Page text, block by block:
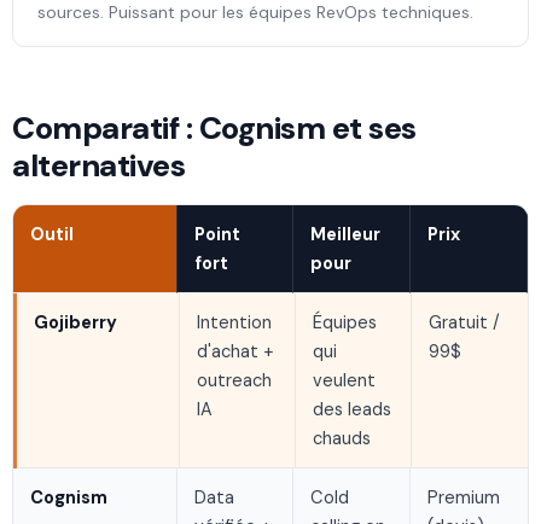
sources. Puissant pour les équipes RevOps techniques.
Comparatif : Cognism et ses
alternatives
Outil
Point
fort
Meilleur
pour
Prix
Gojiberry
Intention
d'achat +
outreach
IA
Équipes
qui
veulent
des leads
chauds
Gratuit /
99$
Cognism
Data
Cold
Premium